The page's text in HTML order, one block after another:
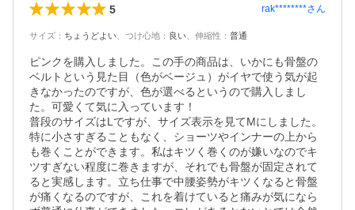
5 rak********さん
サイズ ： ちょうどよい つけ心地 ： 良い 伸縮性 ： 普通
ピンクを購入しました。この手の商品は、いかにも骨盤の
ベルトという見た目（色がベージュ）がイヤで使う気が起
きなかったのですが、色が選べるというので購入しまし
た。可愛くて気に入っています！
普段のサイズはLですが、サイズ表示を見てMにしました。
特に小さすぎることもなく、ショーツやインナーの上から
も巻くことができます。私はキツく巻くのが嫌いなのでキ
ツすぎない程度に巻きますが、それでも骨盤が固定されて
ると実感します。立ち仕事で中腰姿勢がキツくなると骨盤
が痛くなるのですが、これを着けていると痛みが気になら